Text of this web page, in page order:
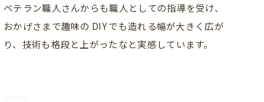
ベテラン職人さんからも職人としての指導を受け、
おかげさまで趣味の DIY でも造れる幅が大きく広が
り、技術も格段と上がったなと実感しています。